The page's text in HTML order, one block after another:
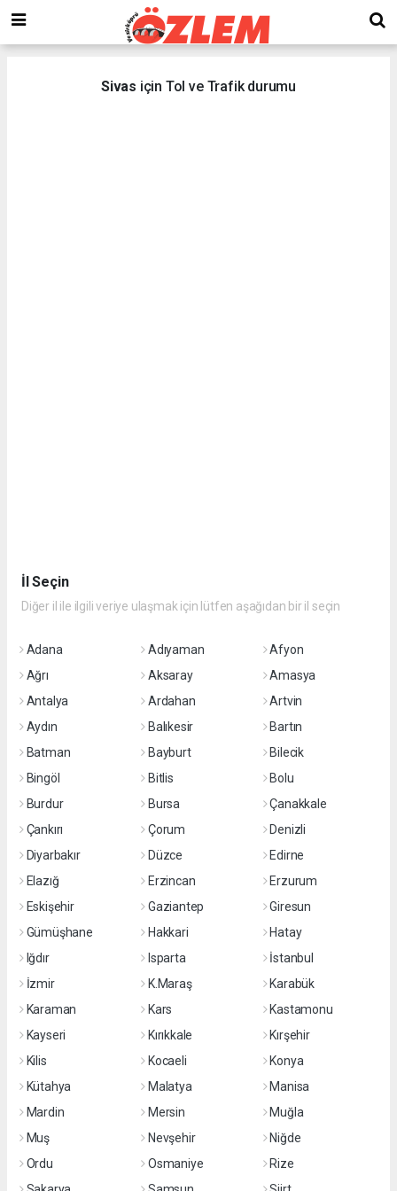
Sivas için Tol ve Trafik durumu
İl Seçin
Diğer il ile ilgili veriye ulaşmak için lütfen aşağıdan bir il seçin
Adana Adıyaman
Afyon
Ağrı
Aksaray
Amasya
Antalya
Ardahan
Artvin
Aydın
Balıkesir
Bartın
Batman
Bayburt
Bilecik
Bingöl
Bitlis
Bolu
Burdur
Bursa
Çanakkale
Çankırı
Çorum
Denizli
Diyarbakır
Düzce
Edirne
Elazığ
Erzincan
Erzurum
Eskişehir
Gaziantep
Giresun
Gümüşhane
Hakkari
Hatay
Iğdır
Isparta
İstanbul
İzmir
K.Maraş
Karabük
Karaman
Kars
Kastamonu
Kayseri
Kırıkkale
Kırşehir
Kilis
Kocaeli
Konya
Kütahya
Malatya
Manisa
Mardin
Mersin
Muğla
Muş
Nevşehir
Niğde
Ordu
Osmaniye
Rize